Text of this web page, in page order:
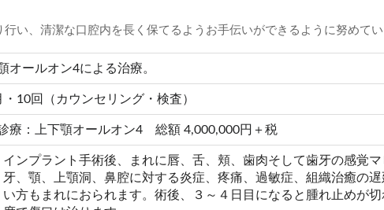
い、清潔な口腔内を長く保てるようお手伝いができるように努めてい
オールオン4による治療。
・10回（カウンセリング・検査）
療：上下顎オールオン4 総額 4,000,000円＋税
インプラント手術後、まれに唇、舌、頬、歯肉そして歯牙の感覚
牙、顎、上顎洞、鼻腔に対する炎症、疼痛、過敏症、組織治癒の
い方もまれにおられます。術後、３～４日目になると腫れ止めが